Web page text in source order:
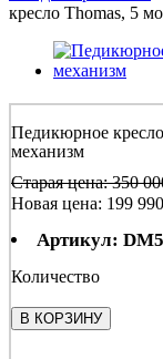
кресло Thomas, 5
Педикюрное
механизм
Старая цена: 350
Новая цена: 199
Артикул:
Количество
В КОРЗИНУ